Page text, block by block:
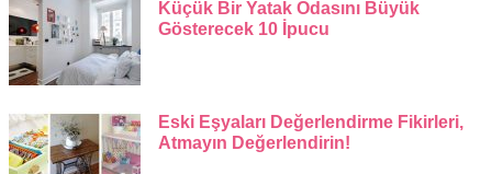
Küçük Bir Yatak Odasını Büyük
Gösterecek 10 İpucu
Eski Eşyaları Değerlendirme Fikirleri,
Atmayın Değerlendirin!